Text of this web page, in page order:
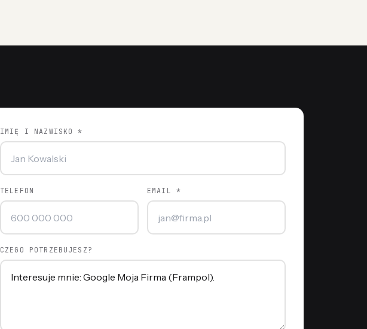
IMIĘ I NAZWISKO *
TELEFON EMAIL *
CZEGO POTRZEBUJESZ?